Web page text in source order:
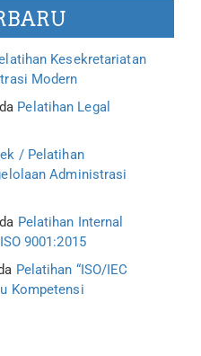
Kesekretariatan
Modern
Pelatihan Legal
/ Pelatihan
Administrasi
Pelatihan Internal
9001:2015
Pelatihan “ISO/IEC
Kompetensi